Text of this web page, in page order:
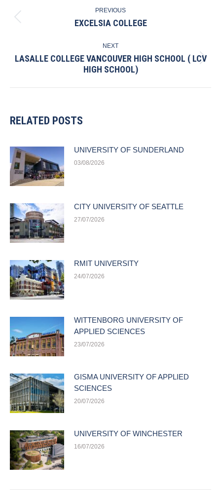
NAVIGATION
PREVIOUS
Previous
EXCELSIA COLLEGE
NEXT
Next
post:
LASALLE COLLEGE VANCOUVER HIGH SCHOOL ( LCV
HIGH SCHOOL)
RELATED POSTS
UNIVERSITY OF SUNDERLAND
03/08/2026
CITY UNIVERSITY OF SEATTLE
27/07/2026
RMIT UNIVERSITY
24/07/2026
WITTENBORG UNIVERSITY OF
APPLIED SCIENCES
23/07/2026
GISMA UNIVERSITY OF APPLIED
SCIENCES
20/07/2026
UNIVERSITY OF WINCHESTER
16/07/2026